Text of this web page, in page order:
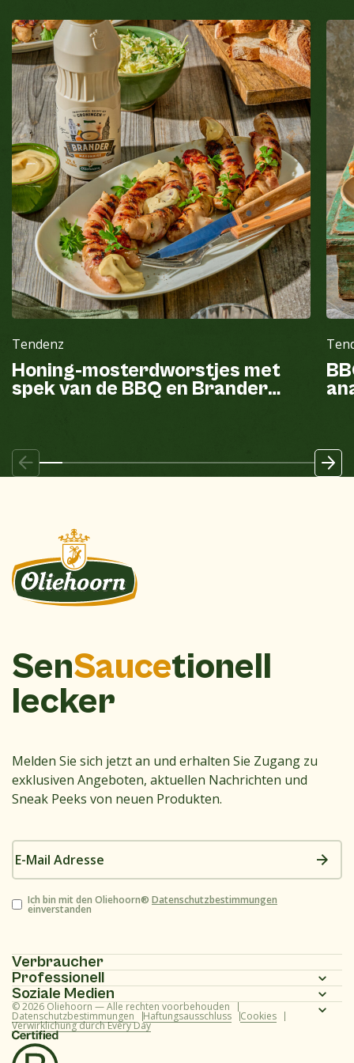
Tendenz
Honing-mosterdworstjes met
spek van de BBQ en Brander
SenSaucetionell
lecker
Melden Sie sich jetzt an und erhalten Sie Zugang zu
exklusiven Angeboten, aktuellen Nachrichten und
Sneak Peeks von neuen Produkten.
E-
Mail
Zustimmung
Ich bin mit den Oliehoorn® Datenschutzbestimmungen
einverstanden
Verbraucher
Homepage
Produktpalette
Rezepte
Professionell
Homepage
Produktpalette
Soziale Medien
Instagram
Facebook
© 2026 Oliehoorn — Alle rechten voorbehouden
Datenschutzbestimmungen Haftungsausschluss Cookies
Verwirklichung durch Every Day